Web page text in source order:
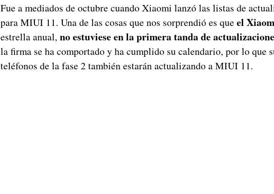
Fue a mediados de octubre cuando Xiaomi lanzó las listas de
para MIUI 11. Una de las cosas que nos sorprendió es que el
estrella anual, no estuviese en la primera tanda de
la firma se ha comportado y ha cumplido su calendario, por lo que
teléfonos de la fase 2 también estarán actualizando a MIUI 11.